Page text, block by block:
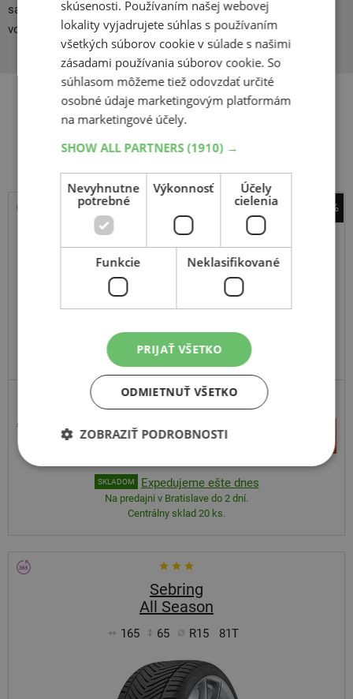
samotesniacou vrstvou. Odvtedy je spoločnosť Dunlop lídrom
vo vývoji nových technológií.
Súvisiace produkty
-36%
Barum
Quartaris 5
165 81T
90,41 €
57,80 €
SKLADOM Expedujeme ešte dnes
Na predajni v Bratislave do 2 dní.
Centrálny sklad 20 ks.
Sebring
All Season
165 65 R15 81T
skúsenosti. Používaním našej webovej
lokality vyjadrujete súhlas s používaním
všetkých súborov cookie v súlade s našimi
zásadami používania súborov cookie. So
súhlasom môžeme tiež odovzdať určité
osobné údaje marketingovým platformám
na marketingové účely.
SHOW ALL PARTNERS(1910) →
Nevyhnutne
potrebné
Výkonnosť
Účely
cielenia
Funkcie Neklasifikované
PRIJAŤ VŠETKO
ODMIETNUŤ VŠETKO
ZOBRAZIŤ PODROBNOSTI